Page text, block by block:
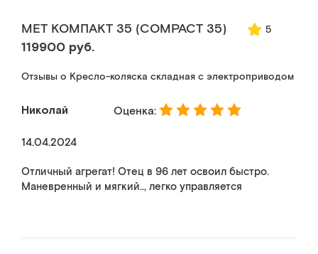
MET КОМПАКТ 35 (COMPACT 35) 5
119900 руб.
Отзывы о Кресло-коляска складная с электроприводом
Николай Оценка:
14.04.2024
Отличный агрегат! Отец в 96 лет освоил быстро.
Маневренный и мягкий.., легко управляется